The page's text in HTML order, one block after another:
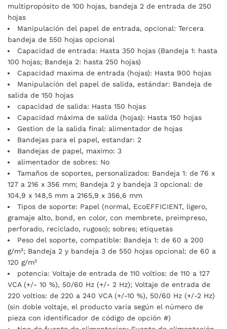
multipropósito de 100 hojas, bandeja 2 de entrada de 250
hojas
Manipulación del papel de entrada, opcional: Tercera
bandeja de 550 hojas opcional
Capacidad de entrada: Hasta 350 hojas (Bandeja 1: hasta
100 hojas; Bandeja 2: hasta 250 hojas)
Capacidad maxima de entrada (hojas): Hasta 900 hojas
Manipulación del papel de salida, estándar: Bandeja de
salida de 150 hojas
capacidad de salida: Hasta 150 hojas
Capacidad máxima de salida (hojas): Hasta 150 hojas
Gestion de la salida final: alimentador de hojas
Bandejas para el papel, estandar: 2
Bandejas de papel, maximo: 3
alimentador de sobres: No
Tamaños de soportes, personalizados: Bandeja 1: de 76 x
127 a 216 x 356 mm; Bandeja 2 y bandeja 3 opcional: de
104,9 x 148,5 mm a 2165,9 x 356,6 mm
Tipos de soporte: Papel (normal, EcoEFFICIENT, ligero,
gramaje alto, bond, en color, con membrete, preimpreso,
perforado, reciclado, rugoso); sobres; etiquetas
Peso del soporte, compatible: Bandeja 1: de 60 a 200
g/m²; Bandeja 2 y bandeja 3 de 550 hojas opcional: de 60 a
120 g/m²
potencia: Voltaje de entrada de 110 voltios: de 110 a 127
VCA (+/- 10 %), 50/60 Hz (+/- 2 Hz); Voltaje de entrada de
220 voltios: de 220 a 240 VCA (+/-10 %), 50/60 Hz (+/-2 Hz)
(sin doble voltaje, el producto varía según el número de
pieza con identificador de código de opción #)